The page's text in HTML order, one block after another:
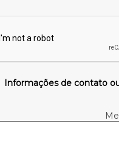
Informações de contato